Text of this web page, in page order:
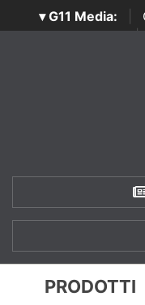
▾ G11 Media:
SecurityOpenLab |
PRODOTTI